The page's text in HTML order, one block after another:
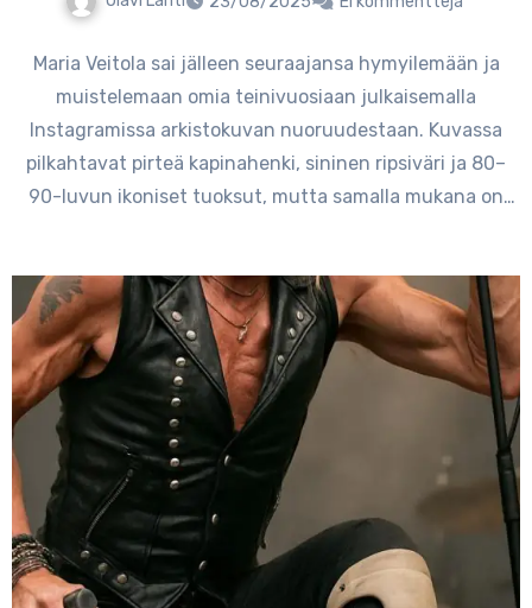
Maria Veitola sai jälleen seuraajansa hymyilemään ja
muistelemaan omia teinivuosiaan julkaisemalla
Instagramissa arkistokuvan nuoruudestaan. Kuvassa
pilkahtavat pirteä kapinahenki, sininen ripsiväri ja 80–
90-luvun ikoniset tuoksut, mutta samalla mukana on